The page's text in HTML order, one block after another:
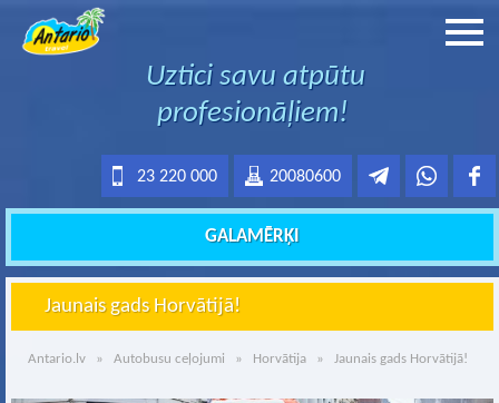
Uztici savu atpūtu
profesionāļiem!
20080600
23 220 000
GALAMĒRĶI
Jaunais gads Horvātijā!
Antario.lv » Autobusu ceļojumi » Horvātija » Jaunais gads Horvātijā!